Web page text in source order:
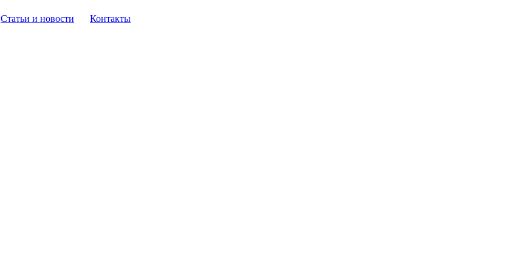
Статьи и новости
Контакты